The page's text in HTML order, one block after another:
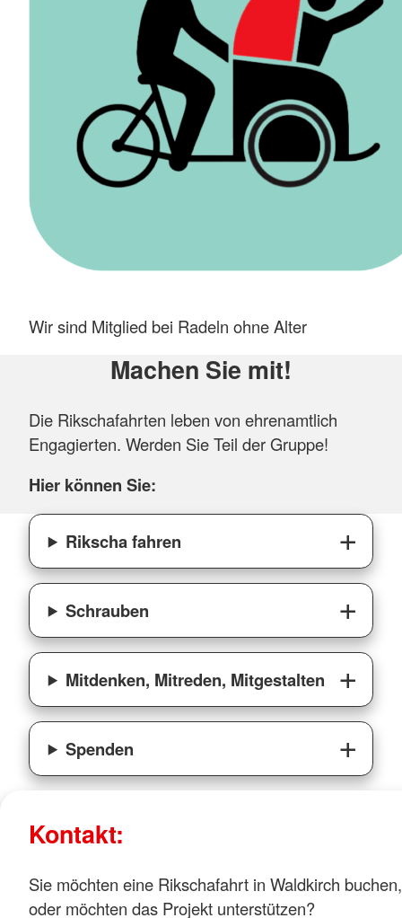
Wir sind Mitglied bei Radeln ohne Alter
Machen Sie mit!
Die Rikschafahrten leben von ehrenamtlich
Engagierten. Werden Sie Teil der Gruppe!
Hier können Sie:
Rikscha fahren
Schrauben
Mitdenken, Mitreden, Mitgestalten
Spenden
Kontakt:
Sie möchten eine Rikschafahrt in Waldkirch
oder möchten das Projekt unterstützen?